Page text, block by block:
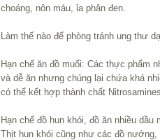
choáng, nôn máu, ỉa phân đen.
Làm thế nào để phòng tránh ung thư
Hạn chế ăn đồ muối: Các thực phẩm
và dễ ăn nhưng chúng lại chứa khá
có thể kết hợp thành chất
Hạn chế đồ hun khói, đồ ăn nhiều
Thịt hun khói cũng như các đồ